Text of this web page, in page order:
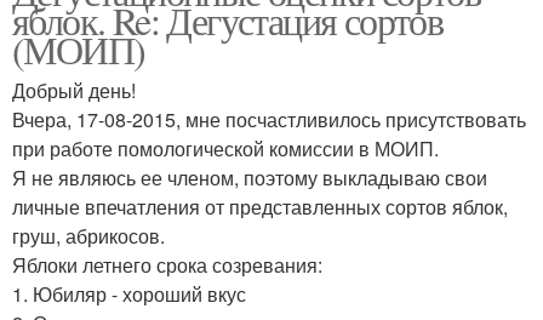
яблок. Re: Дегустация сортов
(МОИП)
Добрый день!
Вчера, 17-08-2015, мне посчастливилось присутствовать
при работе помологической комиссии в МОИП.
Я не являюсь ее членом, поэтому выкладываю свои
личные впечатления от представленных сортов яблок,
груш, абрикосов.
Яблоки летнего срока созревания:
1. Юбиляр - хороший вкус